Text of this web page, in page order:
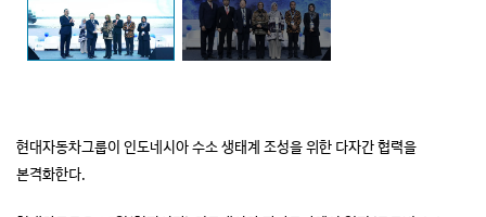
현대자동차그룹이 인도네시아 수소 생태계 조성을 위한 다자간 협력을
본격화한다.